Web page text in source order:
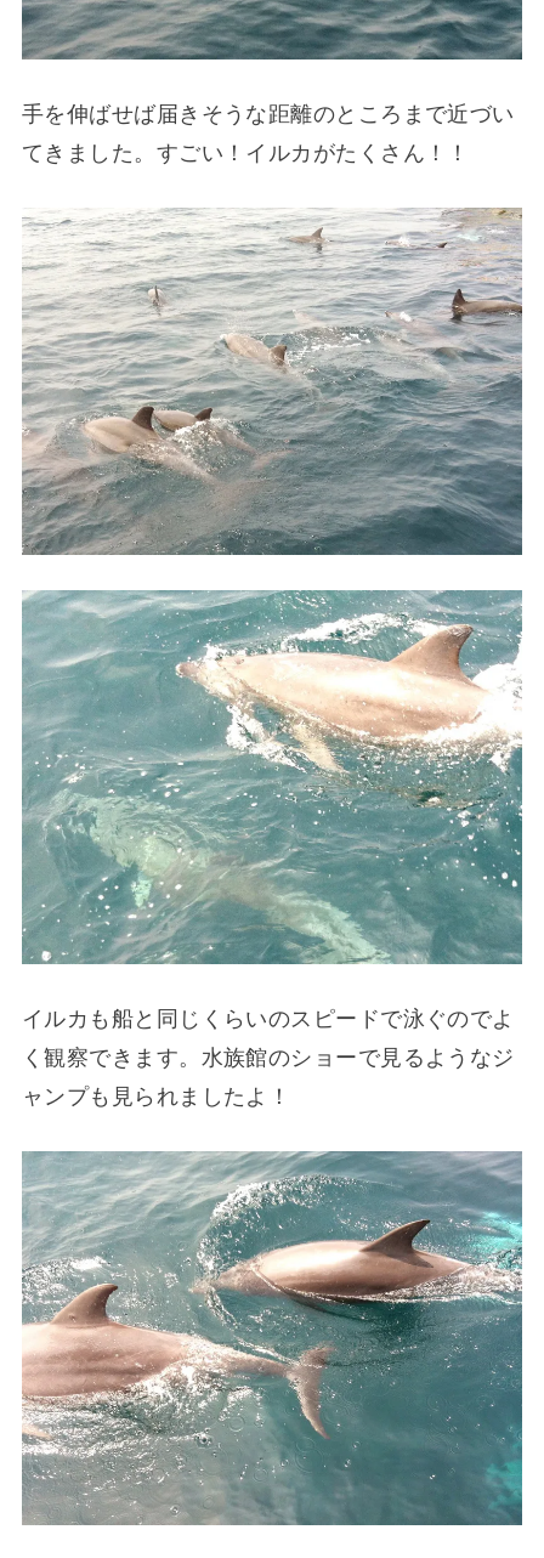
手を伸ばせば届きそうな距離のところまで近づい
てきました。すごい！イルカがたくさん！！
イルカも船と同じくらいのスピードで泳ぐのでよ
く観察できます。水族館のショーで見るようなジ
ャンプも見られましたよ！